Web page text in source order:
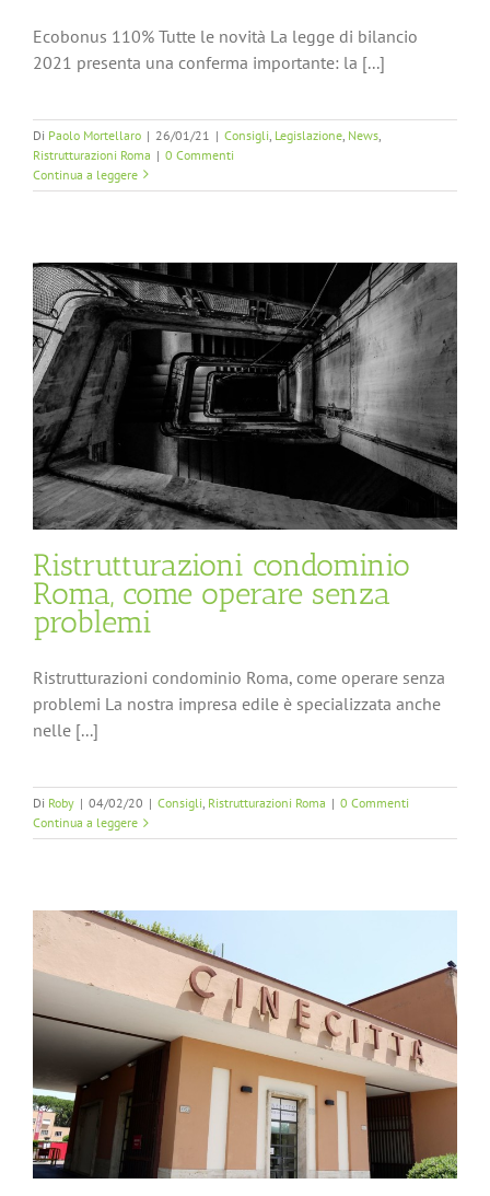
Ecobonus 110% Tutte le novità La legge di bilancio
2021 presenta una conferma importante: la [...]
Di Paolo Mortellaro | 26/01/21 | Consigli Legislazione News
Ristrutturazioni Roma | 0 Commenti
Continua a leggere
Ristrutturazioni condominio
Roma, come operare senza
problemi
Ristrutturazioni condominio Roma, come operare senza
problemi La nostra impresa edile è specializzata anche
nelle [...]
Di Roby | 04/02/20 | Consigli, Ristrutturazioni Roma | 0 Commenti
Continua a leggere